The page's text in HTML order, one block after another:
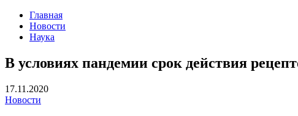
Главная
Новости
Наука
В условиях пандемии срок действия
17.11.2020
Новости